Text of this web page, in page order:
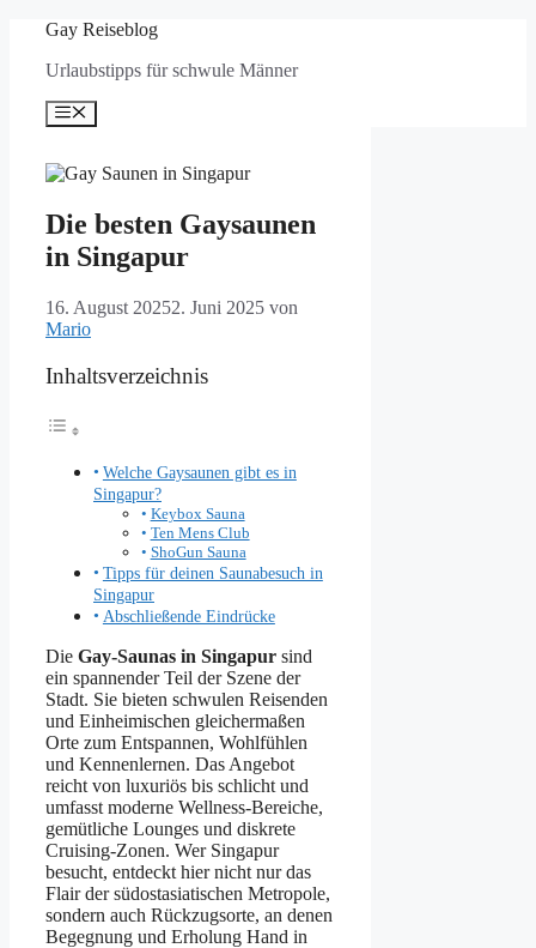
springen
Gay Reiseblog
Urlaubstipps für schwule Männer
Menü
Die besten Gaysaunen
in Singapur
16. August 20252. Juni 2025 von
Mario
Inhaltsverzeichnis
Welche Gaysaunen gibt es in
Singapur?
Keybox Sauna
Ten Mens Club
ShoGun Sauna
Tipps für deinen Saunabesuch in
Singapur
Abschließende Eindrücke
Die Gay-Saunas in Singapur sind
ein spannender Teil der Szene der
Stadt. Sie bieten schwulen Reisenden
und Einheimischen gleichermaßen
Orte zum Entspannen, Wohlfühlen
und Kennenlernen. Das Angebot
reicht von luxuriös bis schlicht und
umfasst moderne Wellness-Bereiche,
gemütliche Lounges und diskrete
Cruising-Zonen. Wer Singapur
besucht, entdeckt hier nicht nur das
Flair der südostasiatischen Metropole,
sondern auch Rückzugsorte, an denen
Begegnung und Erholung Hand in